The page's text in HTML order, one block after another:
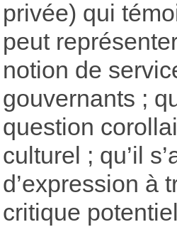
privée) qui
peut
notion de
gouvernants ;
question
culturel ; qu’il
d’expression à
critique